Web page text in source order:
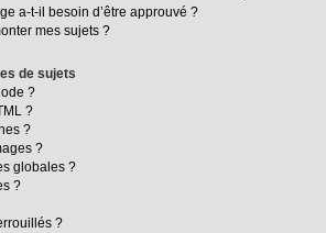
a-t-il besoin d’être approuvé ?
mes sujets ?
de sujets
?
?
?
?
globales ?
?
?